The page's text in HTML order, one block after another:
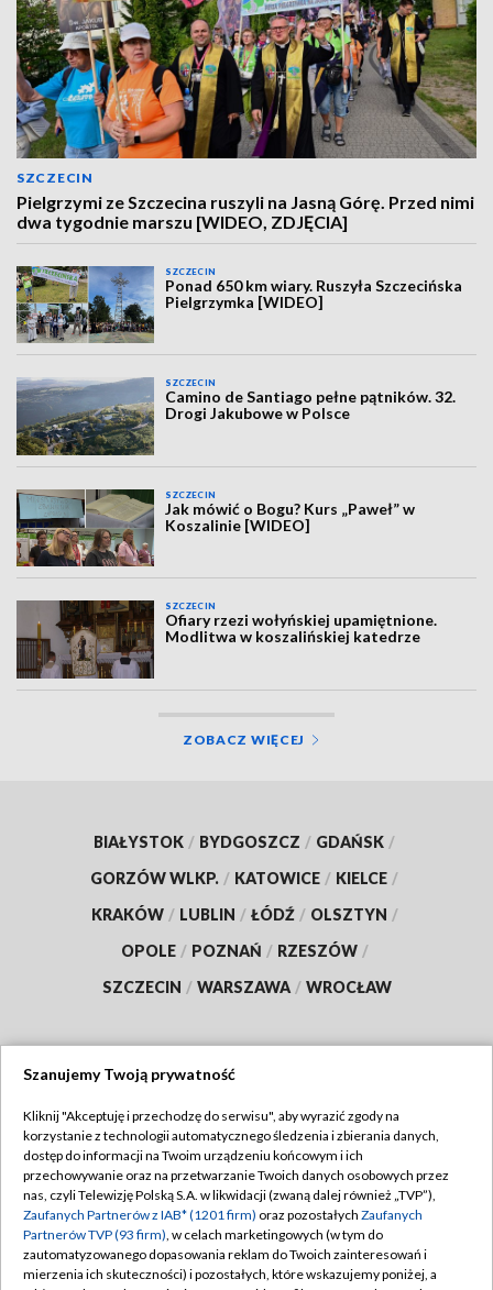
SZCZECIN
Pielgrzymi ze Szczecina ruszyli na Jasną Górę. Przed nimi
dwa tygodnie marszu [WIDEO, ZDJĘCIA]
SZCZECIN
Ponad 650 km wiary. Ruszyła Szczecińska
Pielgrzymka [WIDEO]
SZCZECIN
Camino de Santiago pełne pątników. 32.
Drogi Jakubowe w Polsce
SZCZECIN
Jak mówić o Bogu? Kurs „Paweł” w
Koszalinie [WIDEO]
SZCZECIN
Ofiary rzezi wołyńskiej upamiętnione.
Modlitwa w koszalińskiej katedrze
ZOBACZ WIĘCEJ
BIAŁYSTOK / BYDGOSZCZ / GDAŃSK /
GORZÓW WLKP. / KATOWICE / KIELCE /
KRAKÓW / LUBLIN / ŁÓDŹ / OLSZTYN /
OPOLE / POZNAŃ / RZESZÓW /
SZCZECIN / WARSZAWA / WROCŁAW
TVP
Abonament TVP
Emisja w TVP
Centrum informacji TVP
Naziemna Telewizja Cyfrowa
Regulamin TVP
Polityka prywatności
Moje zgody
Szanujemy Twoją prywatność
Kliknij "Akceptuję i przechodzę do serwisu", aby wyrazić zgody na
korzystanie z technologii automatycznego śledzenia i zbierania danych,
dostęp do informacji na Twoim urządzeniu końcowym i ich
przechowywanie oraz na przetwarzanie Twoich danych osobowych przez
nas, czyli Telewizję Polską S.A. w likwidacji (zwaną dalej również „TVP”),
Zaufanych Partnerów z IAB* (1201 firm) oraz pozostałych Zaufanych
Partnerów TVP (93 firm), w celach marketingowych (w tym do
zautomatyzowanego dopasowania reklam do Twoich zainteresowań i
mierzenia ich skuteczności) i pozostałych, które wskazujemy poniżej, a